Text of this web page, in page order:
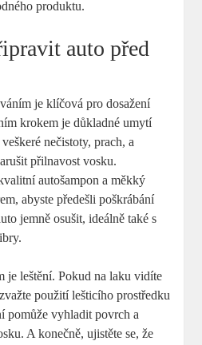
produktu.
auto před
je klíčová pro dosažení
krokem je důkladné umytí
nečistoty, prach, a
přilnavost vosku.
autošampon a měkký
abyste předešli poškrábání
jemně osušit, ideálně také s
je leštění. Pokud na laku vidíte
použití lešticího prostředku
pomůže vyhladit povrch a
A konečně, ujistěte se, že